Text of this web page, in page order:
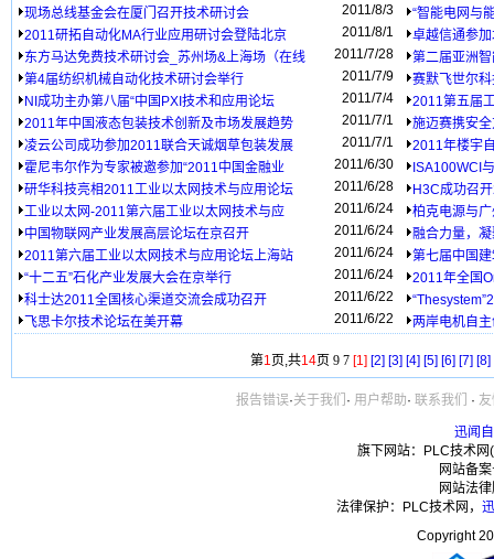
现场总线基金会在厦门召开技术研讨会
2011/8/3
“智能电网与
2011研拓自动化MA行业应用研讨会登陆北京
2011/8/1
东方马达免费技术研讨会_苏州场&上海场（在线
2011/7/28
卓越信通参
盟第二届亚洲
第4届纺织机械自动化技术研讨会举行
2011/7/9
NI成功主办第八届“中国PXI技术和应用论坛
2011/7/4
赛默飞世尔
2011第五届
2011年中国液态包装技术创新及市场发展趋势
2011/7/1
凌云公司成功参加2011联合天诚烟草包装发展
2011/7/1
施迈赛携安
会2011年楼宇
霍尼韦尔作为专家被邀参加“2011中国金融业
2011/6/30
研华科技亮相2011工业以太网技术与应用论坛
2011/6/28
ISA100WCI
H3C成功召
工业以太网-2011第六届工业以太网技术与应
2011/6/24
中国物联网产业发展高层论坛在京召开
2011/6/24
柏克电源与
融合力量，
2011第六届工业以太网技术与应用论坛上海站
2011/6/24
“十二五”石化产业发展大会在京举行
2011/6/24
第七届中国
2011年全国
科士达2011全国核心渠道交流会成功召开
2011/6/22
飞思卡尔技术论坛在美开幕
2011/6/22
两岸电机自
第1 页,共14页 9 7 [1] [2] [3] [4] [5] [6] [7] [8]
报告错误·关于我们 · 用户帮助· 联系我们 ·
迅闻
旗下网站：PLC技术网(
网站备
网站法
法律保护：PLC技术网，
Copyright